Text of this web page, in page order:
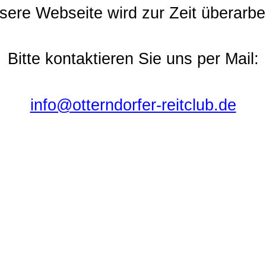
Webseite wird zur Zeit
Bitte kontaktieren Sie uns per Mail:
info@otterndorfer-reitclub.de